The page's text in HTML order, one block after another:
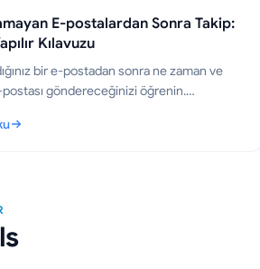
E-postalardan Sonra Takip:
Kılavuzu
bir e-postadan sonra ne zaman ve
postası göndereceğinizi öğrenin.
stratejileri ve ipuçları sunar.
E-postalardan Sonra Takip: Bir Nasıl